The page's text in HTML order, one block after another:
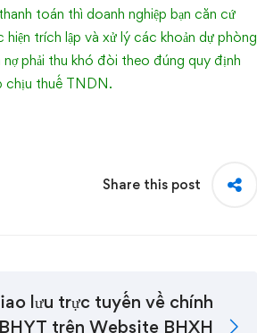
toán thì doanh nghiệp bạn căn cứ
trích lập và xử lý các khoản dự phòng
phải thu khó đòi theo đúng quy định
chịu thuế TNDN.
Share this post
lưu trực tuyến về chính
trên Website BHXH